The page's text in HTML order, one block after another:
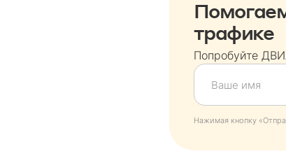
трафике
Попробуйте
Нажимая кнопку